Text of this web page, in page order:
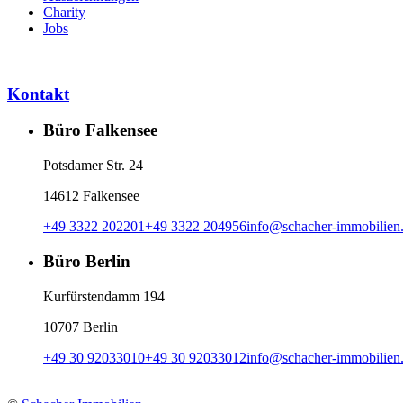
Charity
Jobs
Kontakt
Büro Falkensee
Potsdamer Str. 24
14612 Falkensee
+49 3322 202201+49 3322 204956info@schacher-
Büro Berlin
Kurfürstendamm 194
10707 Berlin
+49 30 92033010+49 30 92033012info@schacher-